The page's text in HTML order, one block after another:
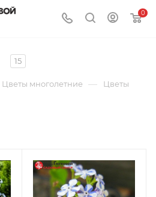
0
15
Цветы многолетние — Цветы